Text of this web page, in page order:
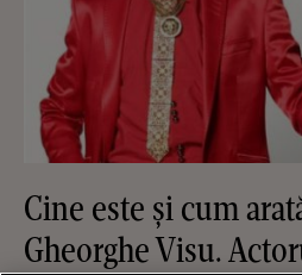
Cine este și cum
Gheorghe Visu.